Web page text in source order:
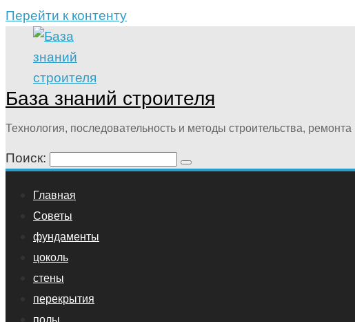
Перейти к контенту
База знаний строителя
Технология, последовательность и методы строительства, ремонта
Поиск:
Главная
Советы
фундаменты
цоколь
стены
перекрытия
полы